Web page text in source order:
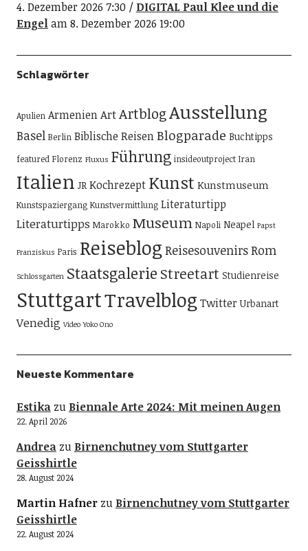
4. Dezember 2026 7:30
DIGITAL Paul Klee und die
Engelam 8. Dezember 2026 19:00
Schlagwörter
Apulien ArmenienArtArtblogAusstellung
Basel Berlin Biblische ReisenBlogparade Buchtipps
featured Florenz Fluxus Führung insideoutproject Iran
Italien JR Kochrezept Kunst Kunstmuseum
Kunstspaziergang Kunstvermittlung Literaturtipp
Literaturtipps Marokko Museum Napoli Neapel Papst
Franziskus Paris Reiseblog ReisesouvenirsRom
Schlossgarten Staatsgalerie Streetart Studienreise
StuttgartTravelblog Twitter Urbanart
Venedig Video Yoko Ono
Neueste Kommentare
Estikazu Biennale Arte 2024: Mit meinen Augen
22. April 2026
Andreazu Birnenchutney vom Stuttgarter
Geisshirtle
28. August 2024
Martin Hafnerzu Birnenchutney vom Stuttgarter
Geisshirtle
22. August 2024